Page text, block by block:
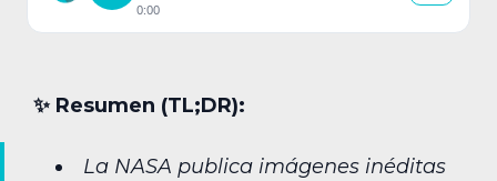
0:00
✨︎ Resumen (TL;DR):
La NASA publica imágenes inéditas